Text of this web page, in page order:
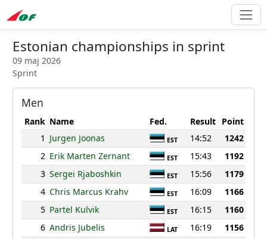
Estonian championships in sprint
09 maj 2026
Sprint
Men
Rank Name Fed. Result
Point
1 Jurgen Joonas EST 14:52
1242
2 Erik Marten Zernant EST 15:43
1192
3 Sergei Rjaboshkin EST 15:56
1179
4 Chris Marcus Krahv EST 16:09
1166
5 Partel Kulvik EST 16:15
1160
6 Andris Jubelis LAT 16:19
1156